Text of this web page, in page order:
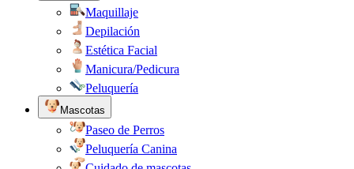
Maquillaje
Depilación
Estética Facial
Manicura/Pedicura
Peluquería
Mascotas
Paseo de Perros
Peluquería Canina